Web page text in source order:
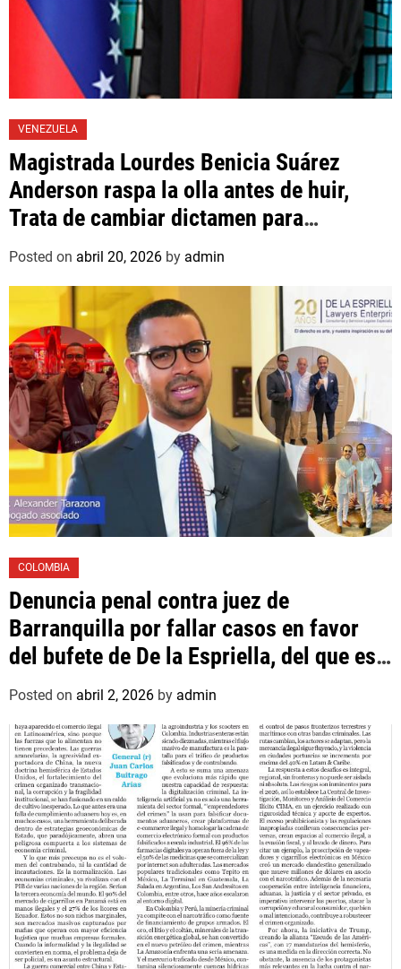
VENEZUELA
Magistrada Lourdes Benicia Suárez
Anderson raspa la olla antes de huir,
Trata de cambiar dictamen para
favorecer a mafioso que René Díaz
Toledo, expropietario de «Superautos
Las Mercedes»
Posted on abril 20, 2026 by admin
COLOMBIA
Denuncia penal contra juez de
Barranquilla por fallar casos en favor
del bufete de De la Espriella, del que es
asociado un hijo suyo
Posted on abril 2, 2026 by admin